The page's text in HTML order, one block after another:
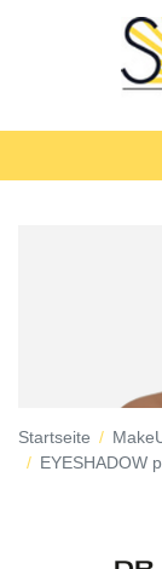
Startseite
EYESHADOW